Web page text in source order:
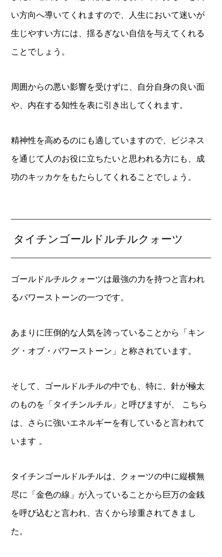
い方向へ導いてくれますので、人生において迷いが
生じやすい方には、揺るぎない自信を与えてくれる
ことでしょう。
周囲からの悪い影響を受けずに、自分自身の良い面
や、内在する知性を表に引き出してくれます。
精神性を高めるのにも適していますので、ビジネス
を通じて人のお役に立ちたいと思われる方にも、成
功のキッカケをもたらしてくれることでしょう。
タイチンゴールドルチルクォーツ
ゴールドルチルクォーツは最強の力を持つと言われ
るパワーストーンの一つです。
あまりに圧倒的な人気を誇っていることから「キン
グ・オブ・パワーストーン」と称されています。
そして、ゴールドルチルの中でも、特に、針が極太
のものを「タイチンルチル」と呼びますが、 こちら
は、さらに強いエネルギーを有していると言われて
います 。
タイチンゴールドルチルは、クォーツの中に縦横無
尽に「金色の線」が入っていることから巨万の金銭
を呼び込むと言われ、古くから珍重されてきまし
た。